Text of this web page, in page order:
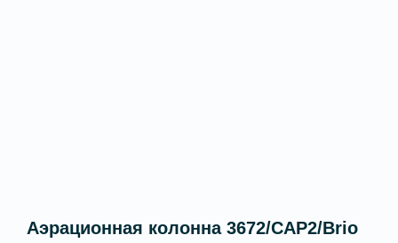
Аэрационная колонна 3672/CAP2/Brio